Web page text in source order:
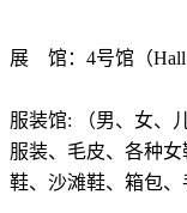
展 馆： 4号馆（
服装馆:
（男、女、
服装、毛皮、各种
鞋、沙滩鞋、箱包、